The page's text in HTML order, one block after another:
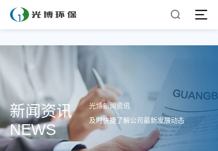
新闻资讯
NEWS
光博新闻资讯
及时快捷了解公司最新发展动态